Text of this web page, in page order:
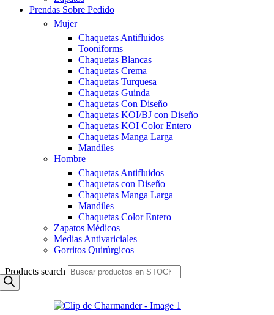
Prendas Sobre Pedido
Mujer
Chaquetas Antifluidos
Tooniforms
Chaquetas Blancas
Chaquetas Crema
Chaquetas Turquesa
Chaquetas Guinda
Chaquetas Con Diseño
Chaquetas KOI/BJ con Diseño
Chaquetas KOI Color Entero
Chaquetas Manga Larga
Mandiles
Hombre
Chaquetas Antifluidos
Chaquetas con Diseño
Chaquetas Manga Larga
Mandiles
Chaquetas Color Entero
Zapatos Médicos
Medias Antivariciales
Gorritos Quirúrgicos
Products search